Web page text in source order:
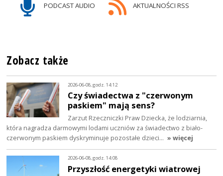
PODCAST AUDIO AKTUALNOŚCI RSS
Zobacz także
2026-06-08, godz. 14:12
Czy świadectwa z "czerwonym
paskiem" mają sens?
Zarzut Rzeczniczki Praw Dziecka, że lodziarnia,
która nagradza darmowymi lodami uczniów za świadectwo z biało-
czerwonym paskiem dyskryminuje pozostałe dzieci… » więcej
2026-06-08, godz. 14:08
Przyszłość energetyki wiatrowej